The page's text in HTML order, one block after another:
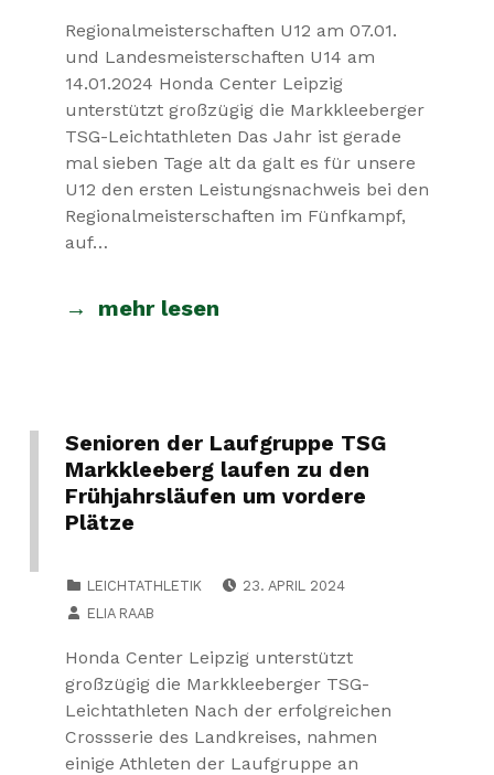
Regionalmeisterschaften U12 am 07.01.
und Landesmeisterschaften U14 am
14.01.2024 Honda Center Leipzig
unterstützt großzügig die Markkleeberger
TSG-Leichtathleten Das Jahr ist gerade
mal sieben Tage alt da galt es für unsere
U12 den ersten Leistungsnachweis bei den
Regionalmeisterschaften im Fünfkampf,
auf…
mehr lesen
Senioren der Laufgruppe TSG
Markkleeberg laufen zu den
Frühjahrsläufen um vordere
Plätze
LEICHTATHLETIK
23. APRIL 2024
ELIA RAAB
Honda Center Leipzig unterstützt
großzügig die Markkleeberger TSG-
Leichtathleten Nach der erfolgreichen
Crossserie des Landkreises, nahmen
einige Athleten der Laufgruppe an